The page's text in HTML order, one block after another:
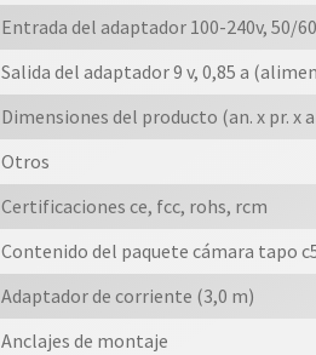
Entrada del adaptador 100-240v, 50/
Salida del adaptador 9 v, 0,85 a
Dimensiones del producto (an. x pr. x
Otros
Certificaciones ce, fcc, rohs, rcm
Contenido del paquete cámara tapo
Adaptador de corriente (3,0 m)
Anclajes de montaje